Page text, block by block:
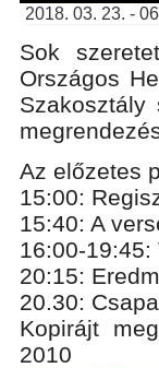
2018. 03. 23. -
Sok
Országos
Az előzetes
15:00:
15:40: A
16:00-19:45:
20:​15​:
​20.30:
Kopirájt
2010